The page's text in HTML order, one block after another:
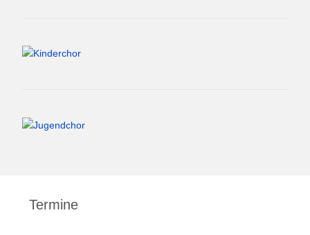
Termine